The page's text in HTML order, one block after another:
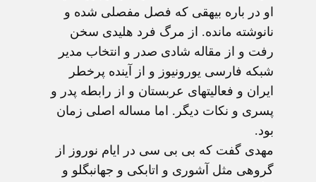
او در باره بیهقی که فصل مفصلی شده و
نانوشته مانده. از مرگ فرد هلیدی سخن
رفت و از مقاله شادی صدر و انتخاب مدیر
شبکه فارسی یورونیوز و از آینده پرخطر
ایران و فعالیتهای عربستان و از رابطه پدر و
پسری و نکات دیگر. اما مساله اصلی زمان
بود.
مهدی گفت که بی بی سی در ایام نوروز از
گروهی مثل آشوری و اتابکی و جهانبگلو و